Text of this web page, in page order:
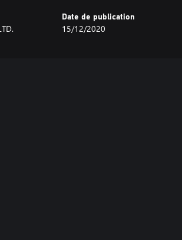
Date de publication
15/12/2020